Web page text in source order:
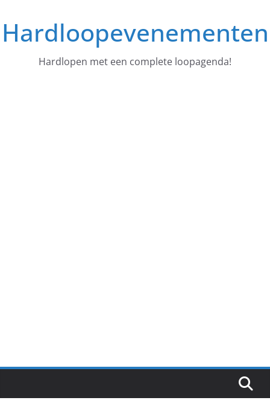
naar
deHardloopevenementen
Hardlopen met een complete loopagenda!